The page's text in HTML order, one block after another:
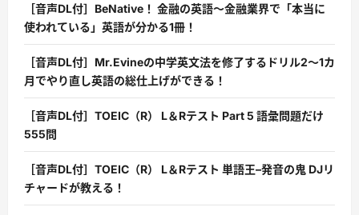
［音声DL付］BeNative！ 金融の英語〜金融業界で「本当に
使われている」英語が分かる1冊！
［音声DL付］Mr.Evineの中学英文法を修了するドリル2〜1カ
月でやり直し英語の総仕上げができる！
［音声DL付］TOEIC（R） L＆Rテスト Part 5 語彙問題だけ
555問
［音声DL付］TOEIC（R） L＆Rテスト 単語王–発音の鬼 DJリ
チャードが教える！